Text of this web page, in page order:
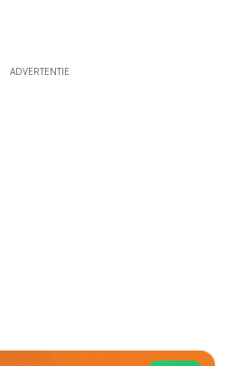
ADVERTENTIE